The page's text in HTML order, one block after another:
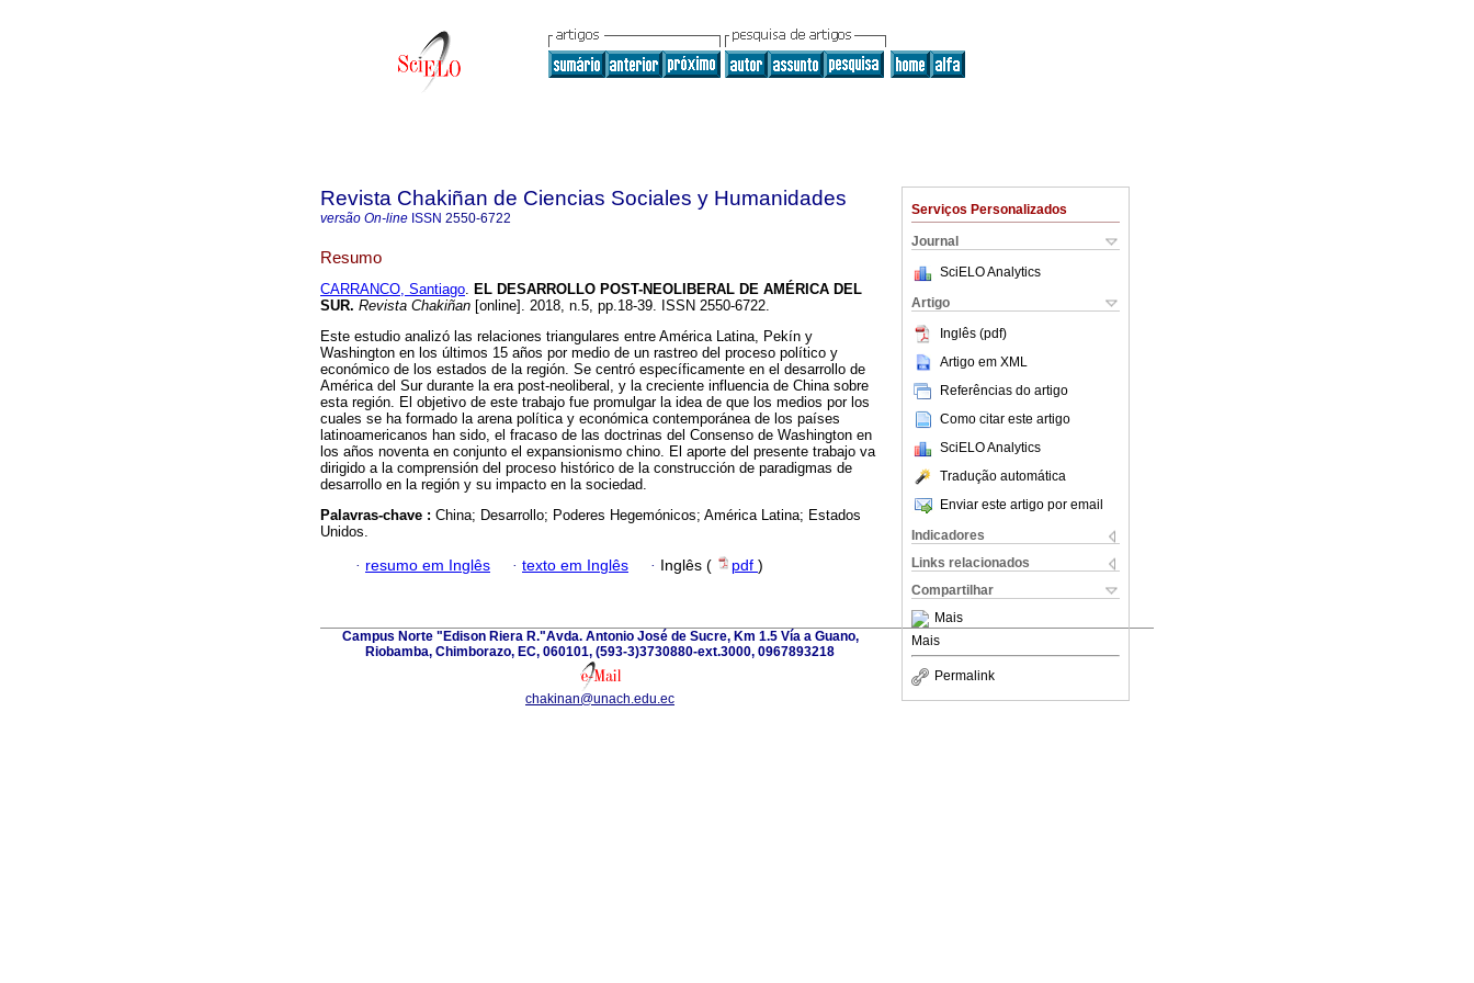
Serviços Personalizados
Journal
SciELO Analytics
Artigo
Inglês (pdf)
Artigo em XML
Referências do artigo
Como citar este artigo
SciELO Analytics
Tradução automática
Enviar este artigo por email
Indicadores
Links relacionados
Compartilhar
Mais
Mais
Permalink
Revista Chakiñan de Ciencias Sociales y Humanidades
versão On-line ISSN 2550-6722
Resumo
CARRANCO, Santiago. EL DESARROLLO POST-NEOLIBERAL DE AMÉRICA DEL
SUR. Revista Chakiñan [online]. 2018, n.5, pp.18-39. ISSN 2550-6722.
Este estudio analizó las relaciones triangulares entre América Latina, Pekín y
Washington en los últimos 15 años por medio de un rastreo del proceso político y
económico de los estados de la región. Se centró específicamente en el desarrollo de
América del Sur durante la era post-neoliberal, y la creciente influencia de China sobre
esta región. El objetivo de este trabajo fue promulgar la idea de que los medios por los
cuales se ha formado la arena política y económica contemporánea de los países
latinoamericanos han sido, el fracaso de las doctrinas del Consenso de Washington en
los años noventa en conjunto el expansionismo chino. El aporte del presente trabajo va
dirigido a la comprensión del proceso histórico de la construcción de paradigmas de
desarrollo en la región y su impacto en la sociedad.
Palavras-chave : China; Desarrollo; Poderes Hegemónicos; América Latina; Estados
Unidos.
· resumo em Inglês · texto em Inglês · Inglês ( pdf )
Campus Norte "Edison Riera R."Avda. Antonio José de Sucre, Km 1.5 Vía a Guano,
Riobamba, Chimborazo, EC, 060101, (593-3)3730880-ext.3000, 0967893218
chakinan@unach.edu.ec